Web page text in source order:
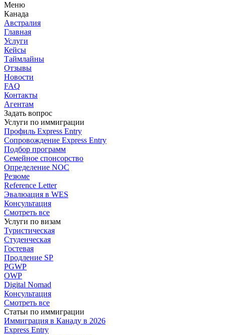
Меню
Канада
Австралия
Главная
Услуги
Кейсы
Таймлайны
Отзывы
Новости
FAQ
Контакты
Агентам
Задать вопрос
Услуги по иммиграции
Профиль Express Entry
Сопровождение Express Entry
Подбор программ
Семейное спонсорство
Определение NOC
Резюме
Reference Letter
Эвалюация в WES
Консультация
Смотреть все
Услуги по визам
Туристическая
Студенческая
Гостевая
Продление SP
PGWP
OWP
Digital Nomad
Консультация
Смотреть все
Статьи по иммиграции
Иммиграция в Канаду в 2026
Express Entry